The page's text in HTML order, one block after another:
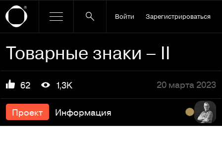
Войти Зарегистрироваться
Товарные знаки – II
62 1,3K 20 марта 2023
Проект Информация